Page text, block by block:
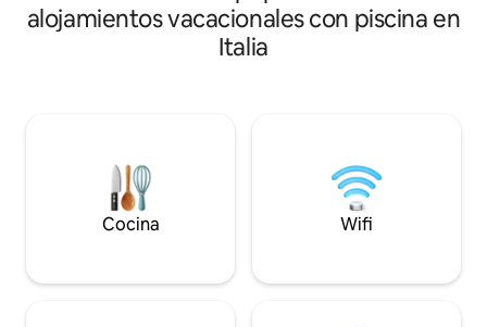
alojamientos vacacionales con piscina en
Italia
Cocina Wifi